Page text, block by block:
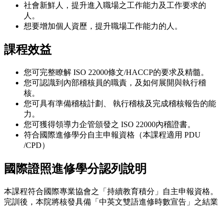
社會新鮮人，提升進入職場之工作能力及工作要求的
人。
想要增加個人資歷，提升職場工作能力的人。
課程效益
您可完整瞭解 ISO 22000條文/HACCP的要求及精髓。
您可認識到內部稽核員的職責，及如何展開與執行稽
核。
您可具有準備稽核計劃、 執行稽核及完成稽核報告的能
力。
您可獲得領導力企管頒發之 ISO 22000內稽證書。
符合國際進修學分自主申報資格（本課程適用 PDU
/CPD）
國際證照進修學分認列說明
本課程符合國際專業協會之「持續教育積分」自主申報資格。
完訓後，本院將核發具備「中英文雙語進修時數宣告」之結業